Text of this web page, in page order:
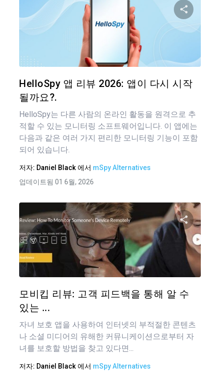
이 기
HelloSpy 앱 리뷰 2026: 앱이 다시 시작
될까요?.
HelloSpy는 다른 사람의 온라인 활동을 원격으로 추
적할 수 있는 모니터링 소프트웨어입니다. 이 앱에는
다음과 같은 여러 가지 편리한 모니터링 기능이 포함
되어 있습니다.
저자: Daniel Black 에서 mSpy Alternatives
업데이트됨 01 6월, 2026
이 기
모비킵 리뷰: 고객 피드백을 통해 알 수
있는 ...
자녀 보호 앱을 사용하여 인터넷의 부적절한 콘텐츠
나 소셜 미디어의 유해한 커뮤니케이션으로부터 자
녀를 보호할 방법을 찾고 있다면...
저자: Daniel Black 에서 mSpy Alternatives
탐
색